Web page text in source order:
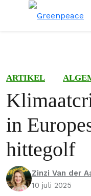
ARTIKEL
in
hittegolf
Zinzi Van der
10 juli 2025